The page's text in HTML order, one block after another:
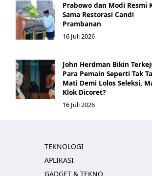
Prabowo dan Modi Resmi
Sama Restorasi Candi
Prambanan
16 Juli 2026
John Herdman Bikin
Para Pemain Seperti Tak
Mati Demi Lolos Seleksi,
Klok Dicoret?
16 Juli 2026
TEKNOLOGI
APLIKASI
GADGET & TEKNO